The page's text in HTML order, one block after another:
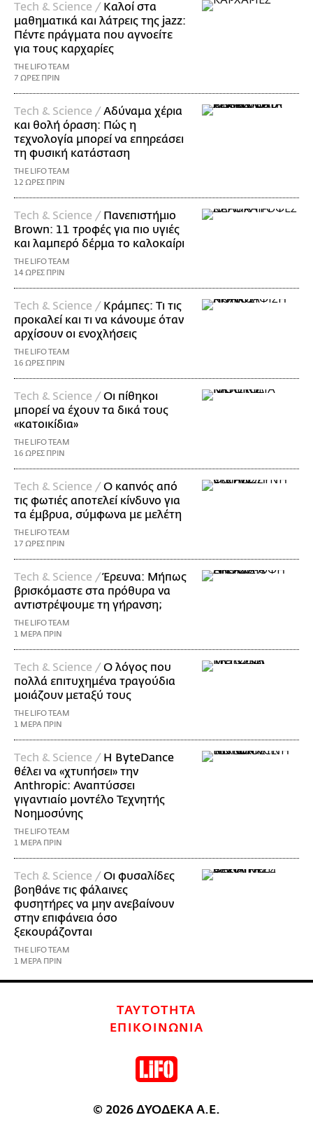
Τech & Science / Καλοί στα
μαθηματικά και λάτρεις της jazz:
Πέντε πράγματα που αγνοείτε
για τους καρχαρίες
THE LIFO TEAM
7 ΩΡΕΣ ΠΡΙΝ
Τech & Science / Αδύναμα χέρια
και θολή όραση: Πώς η
τεχνολογία μπορεί να επηρεάσει
τη φυσική κατάσταση
THE LIFO TEAM
12 ΩΡΕΣ ΠΡΙΝ
Τech & Science / Πανεπιστήμιο
Brown: 11 τροφές για πιο υγιές
και λαμπερό δέρμα το καλοκαίρι
THE LIFO TEAM
14 ΩΡΕΣ ΠΡΙΝ
Τech & Science / Κράμπες: Τι τις
προκαλεί και τι να κάνουμε όταν
αρχίσουν οι ενοχλήσεις
THE LIFO TEAM
16 ΩΡΕΣ ΠΡΙΝ
Τech & Science / Οι πίθηκοι
μπορεί να έχουν τα δικά τους
«κατοικίδια»
THE LIFO TEAM
16 ΩΡΕΣ ΠΡΙΝ
Τech & Science / Ο καπνός από
τις φωτιές αποτελεί κίνδυνο για
τα έμβρυα, σύμφωνα με μελέτη
THE LIFO TEAM
17 ΩΡΕΣ ΠΡΙΝ
Τech & Science /Έρευνα: Μήπως
βρισκόμαστε στα πρόθυρα να
αντιστρέψουμε τη γήρανση;
THE LIFO TEAM
1 ΜΕΡΑ ΠΡΙΝ
Τech & Science / Ο λόγος που
πολλά επιτυχημένα τραγούδια
μοιάζουν μεταξύ τους
THE LIFO TEAM
1 ΜΕΡΑ ΠΡΙΝ
Τech & Science / Η ByteDance
θέλει να «χτυπήσει» την
Anthropic: Αναπτύσσει
γιγαντιαίο μοντέλο Τεχνητής
Νοημοσύνης
THE LIFO TEAM
1 ΜΕΡΑ ΠΡΙΝ
Τech & Science / Οι φυσαλίδες
βοηθάνε τις φάλαινες
φυσητήρες να μην ανεβαίνουν
στην επιφάνεια όσο
ξεκουράζονται
THE LIFO TEAM
1 ΜΕΡΑ ΠΡΙΝ
ΤΑΥΤΟΤΗΤΑ
ΕΠΙΚΟΙΝΩΝΙΑ
© 2026 ΔΥΟΔΕΚΑ Α.Ε.